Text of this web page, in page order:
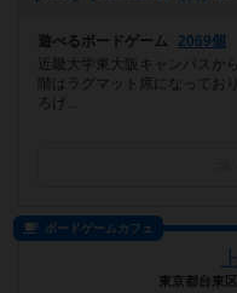
遊べるボードゲーム
2069個
近畿大学東大阪キャンパスか
階はラグマット席になってお
ろげ...
ボードゲームカフェ
東京都台東